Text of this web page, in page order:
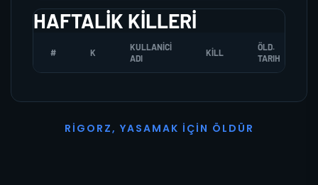
HAFTALIK KILLERI
# K
KULLANICI
ADI
KILL
ÖLD.
TARIH
R I G O R Z, YASAMAK İ ÇI N Ö L D Ü R